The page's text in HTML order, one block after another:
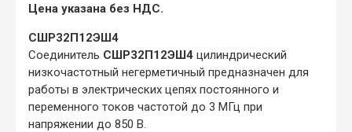
Цена указана без НДС.
СШР32П12ЭШ4
Соединитель СШР32П12ЭШ4 цилиндрический
низкочастотный негерметичный предназначен для
работы в электрических цепях постоянного и
переменного токов частотой до 3 МГц при
напряжении до 850 В.